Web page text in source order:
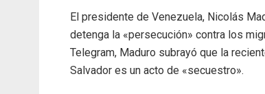
El presidente de Venezuela, Nicolás
detenga la «persecución» contra los
Telegram, Maduro subrayó que la
Salvador es un acto de «secuestro».